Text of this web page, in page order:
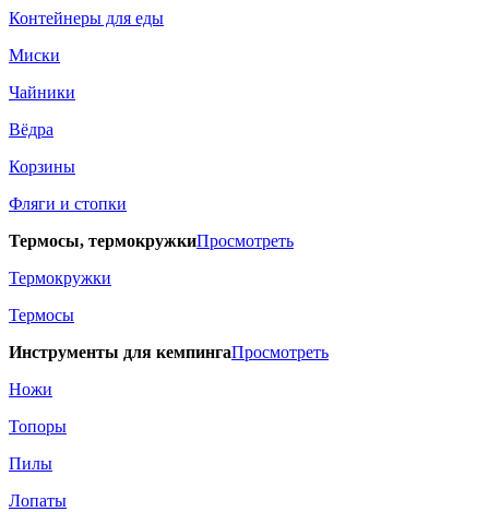
Контейнеры для еды
Миски
Чайники
Вёдра
Корзины
Фляги и стопки
Термосы, термокружкиПросмотреть
Термокружки
Термосы
Инструменты для кемпингаПросмотреть
Ножи
Топоры
Пилы
Лопаты